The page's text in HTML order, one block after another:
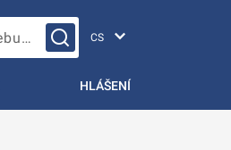
Vyhledávání na webu…
HLÁŠENÍ